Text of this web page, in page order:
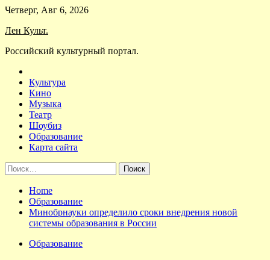
Skip
content
Четверг, Авг 6, 2026
Лен Культ.
Российский культурный портал.
Культура
Кино
Музыка
Театр
Шоубиз
Образование
Карта сайта
Найти:
Home
Образование
Минобрнауки определило сроки внедрения новой
системы образования в России
Образование